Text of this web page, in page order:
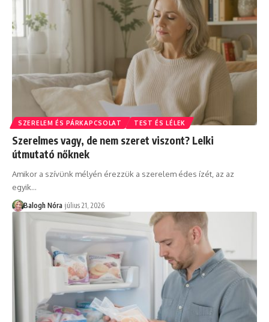
SZERELEM ÉS PÁRKAPCSOLAT TEST ÉS LÉLEK
Szerelmes vagy, de nem szeret viszont? Lelki
útmutató nőknek
Amikor a szívünk mélyén érezzük a szerelem édes ízét, az az
egyik…
Balogh Nóra július 21, 2026